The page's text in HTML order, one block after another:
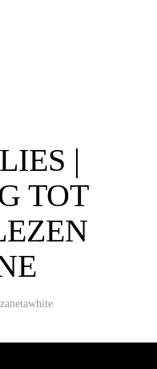
menu visibility.
|
TOT
zanetawhite